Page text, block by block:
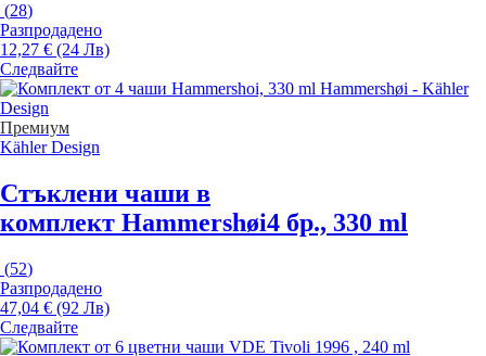
(28)
Разпродадено
12,27 € (24 Лв)
Следвайте
Премиум
Kähler Design
Стъклени чаши в
комплект Hammershøi4 бр., 330 ml
(52)
Разпродадено
47,04 € (92 Лв)
Следвайте